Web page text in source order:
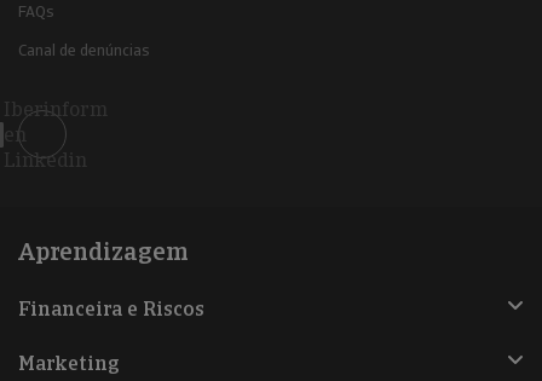
FAQs
Canal de denúncias
Iberinform
en
Linkedin
Aprendizagem
Financeira e Riscos
Marketing